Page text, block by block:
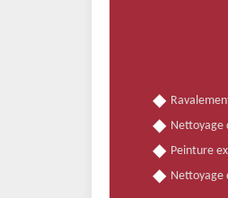
Nettoyage
Peinture
Nettoyage